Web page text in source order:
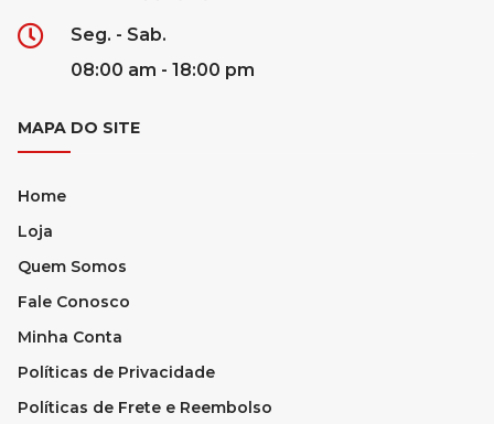
Seg. - Sab.
08:00 am - 18:00 pm
MAPA DO SITE
Home
Loja
Quem Somos
Fale Conosco
Minha Conta
Políticas de Privacidade
Políticas de Frete e Reembolso